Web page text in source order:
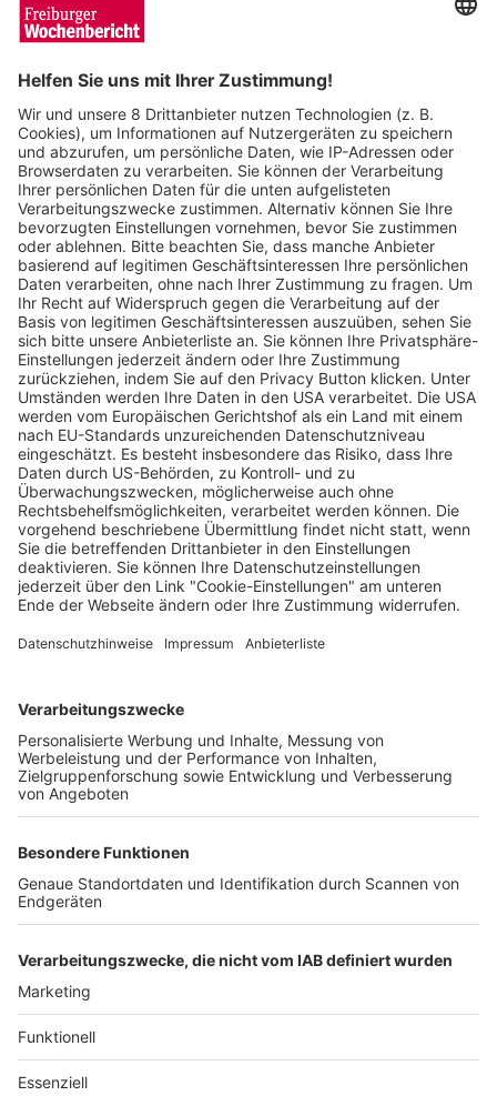
In der Komödie „So klingt das Leben“ bringt
die Musik neues Leben in ein Dorf
Wochenbericht 14.07.2026
Freiburger Wochenbericht
Der Wochenbericht
wurde zum 31. Juli 2026
eingestellt.
News
Lokales
Sport